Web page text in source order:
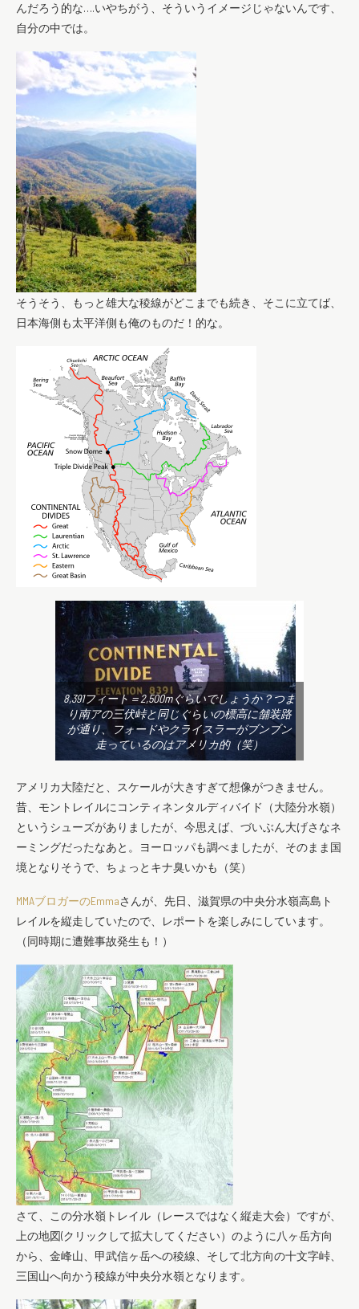
んだろう的な….いやちがう、そういうイメージじゃないんです、
自分の中では。
そうそう、もっと雄大な稜線がどこまでも続き、そこに立てば、
日本海側も太平洋側も俺のものだ！的な。
8,391フィート＝2,500mぐらいでしょうか？つま
り南アの三伏峠と同じぐらいの標高に舗装路
が通り、フォードやクライスラーがブンブン
走っているのはアメリカ的（笑）
アメリカ大陸だと、スケールが大きすぎて想像がつきません。
昔、モントレイルにコンティネンタルディバイド（大陸分水嶺）
というシューズがありましたが、今思えば、づいぶん大げさなネ
ーミングだったなあと。ヨーロッパも調べましたが、そのまま国
境となりそうで、ちょっとキナ臭いかも（笑）
MMAブロガーのEmmaさんが、先日、滋賀県の中央分水嶺高島ト
レイルを縦走していたので、レポートを楽しみにしています。
（同時期に遭難事故発生も！）
さて、この分水嶺トレイル（レースではなく縦走大会）ですが、
上の地図(クリックして拡大してください）のように八ヶ岳方向
から、金峰山、甲武信ヶ岳への稜線、そして北方向の十文字峠、
三国山へ向かう稜線が中央分水嶺となります。